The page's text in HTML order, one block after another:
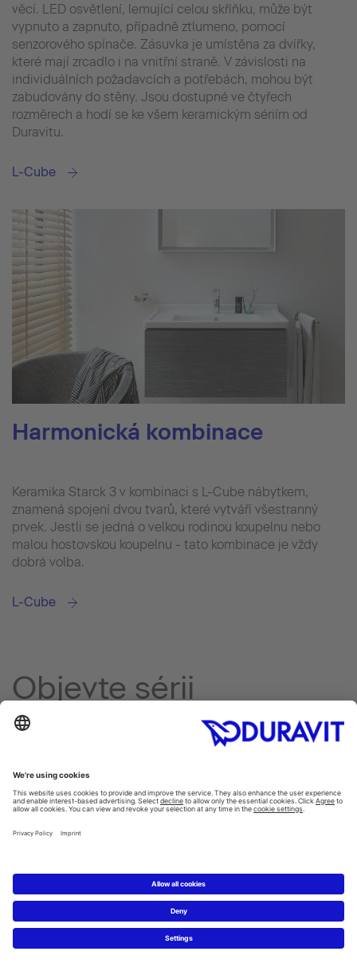
věcí. LED osvětlení, lemující celou skříňku, může být
vypnuto a zapnuto, případně ztlumeno, pomocí
senzorového spínače. Zásuvka je umístěna za dvířky,
které mají zrcadlo i na vnitřní straně. V závislosti na
individuálních požadavcích a potřebách, mohou být
zabudovány do stěny. Jsou dostupné ve čtyřech
rozměrech a hodí se ke všem keramickým sériím od
Duravitu.
L-Cube
Harmonická kombinace
Keramika Starck 3 v kombinaci s L-Cube nábytkem,
znamená spojení dvou tvarů, které vytváří všestranný
prvek. Jestli se jedná o velkou rodinou koupelnu nebo
malou hostovskou koupelnu - tato kombinace je vždy
dobrá volba.
L-Cube
Objevte sérii